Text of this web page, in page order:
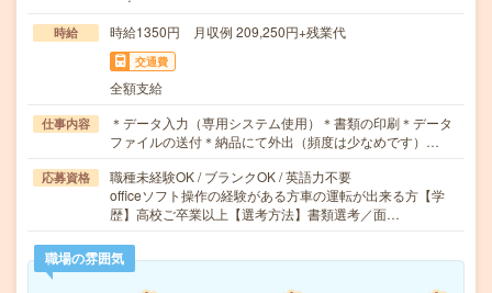
時給 時給1350円 月収例 209,250円+残業代
交通費
全額支給
仕事内容
＊データ入力（専用システム使用）＊書類の印刷＊データ
ファイルの送付＊納品にて外出（頻度は少なめです）…
応募資格
職種未経験OK / ブランクOK / 英語力不要
officeソフト操作の経験がある方車の運転が出来る方【学
歴】高校ご卒業以上【選考方法】書類選考／面…
職場の雰囲気